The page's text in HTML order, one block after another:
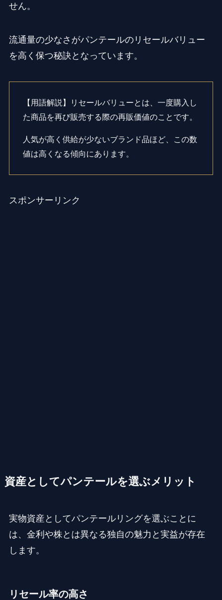
せん。
流通量の少なさがパンテールのリセールバリュー
を高く保つ秘訣となっています。
【用語解説】リセールバリューとは、一度購入し
た商品を再び販売する際の再販価値のことです。
人気が高く供給が少ないブランド品ほど、この数
値は高くなる傾向にあります。
スポンサーリンク
資産としてパンテールを選ぶメリット
実物資産としてパンテールリングを選ぶことに
は、金利や株とは異なる独自の魅力と実益が存在
します。
リセール率の高さ